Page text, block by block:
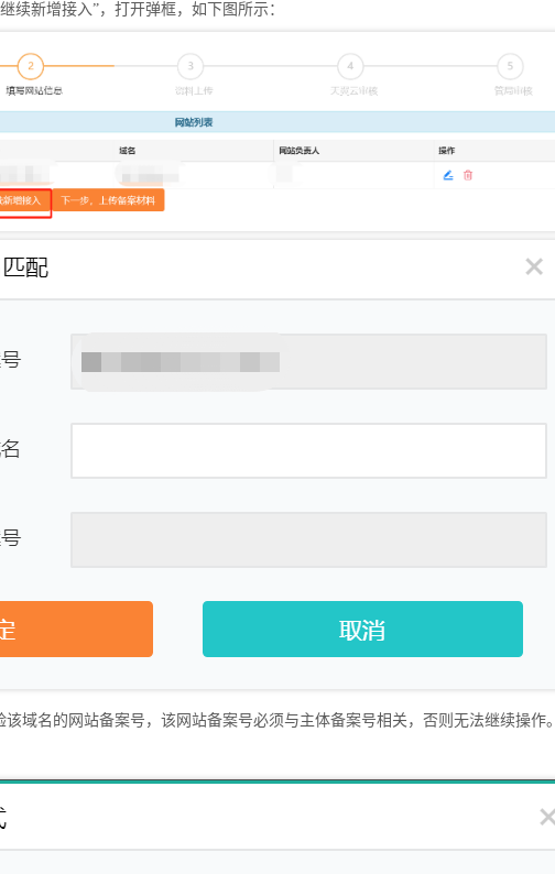
续新增接入”，打开弹框，如下图所示：
域名的网站备案号，该网站备案号必须与主体备案号相关，否则无法继续操作。